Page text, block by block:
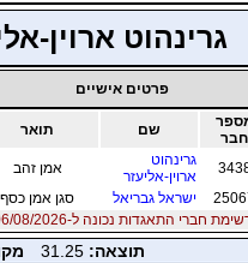
גרינהוט ארוין-
פרטים אישיים
חבר
שם תואר
גרינהוט
ארוין-אליעזר
אמן זהב
ישראל גבריאל סגן אמן כסף
חברי התאגדות נכונה ל-06/08/2026
תוצאה:31.25